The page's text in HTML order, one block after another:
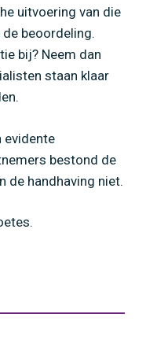
uitvoering van die
beoordeling.
bij? Neem dan
staan klaar
evidente
bestond de
de handhaving niet.